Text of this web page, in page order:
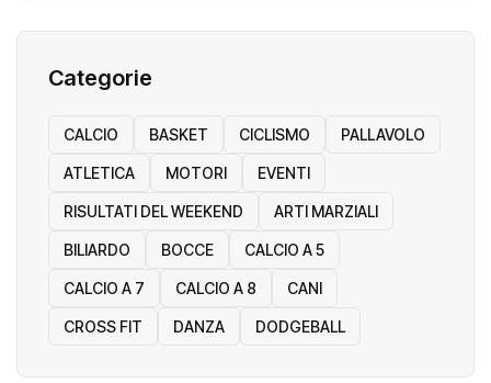
Categorie
CALCIO BASKET CICLISMO PALLAVOLO
ATLETICA MOTORI EVENTI
RISULTATI DEL WEEKEND ARTI MARZIALI
BILIARDO BOCCE CALCIO A 5
CALCIO A 7 CALCIO A 8 CANI
CROSS FIT DANZA DODGEBALL